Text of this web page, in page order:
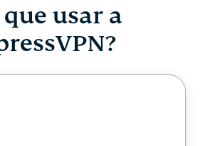
usar a